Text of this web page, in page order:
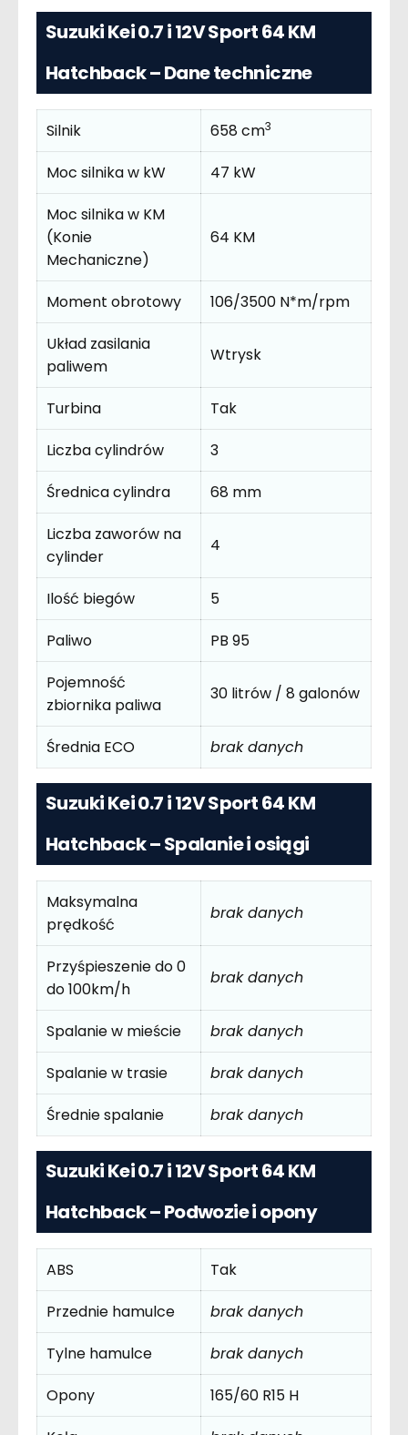
Suzuki Kei 0.7 i 12V Sport 64 KM
Hatchback – Dane techniczne
Silnik 658 cm3
Moc silnika w kW
47 kW
Moc silnika w KM
(Konie
Mechaniczne)
64 KM
Moment obrotowy
106/3500 N*m/rpm
Układ zasilania
paliwem
Wtrysk
Turbina
Tak
Liczba cylindrów
3
Średnica cylindra
68 mm
Liczba zaworów na
cylinder
4
Ilość biegów
5
Paliwo
PB 95
Pojemność
zbiornika paliwa
30 litrów / 8 galonów
Średnia ECO brak danych
Suzuki Kei 0.7 i 12V Sport 64 KM
Hatchback – Spalanie i osiągi
Maksymalna
prędkość
brak danych
Przyśpieszenie do 0
do 100km/h
brak danych
Spalanie w mieście
brak danych
Spalanie w trasie
brak danych
Średnie spalanie
brak danych
Suzuki Kei 0.7 i 12V Sport 64 KM
Hatchback – Podwozie i opony
ABS
Tak
Przednie hamulce
brak danych
Tylne hamulce
brak danych
Opony
165/60 R15 H